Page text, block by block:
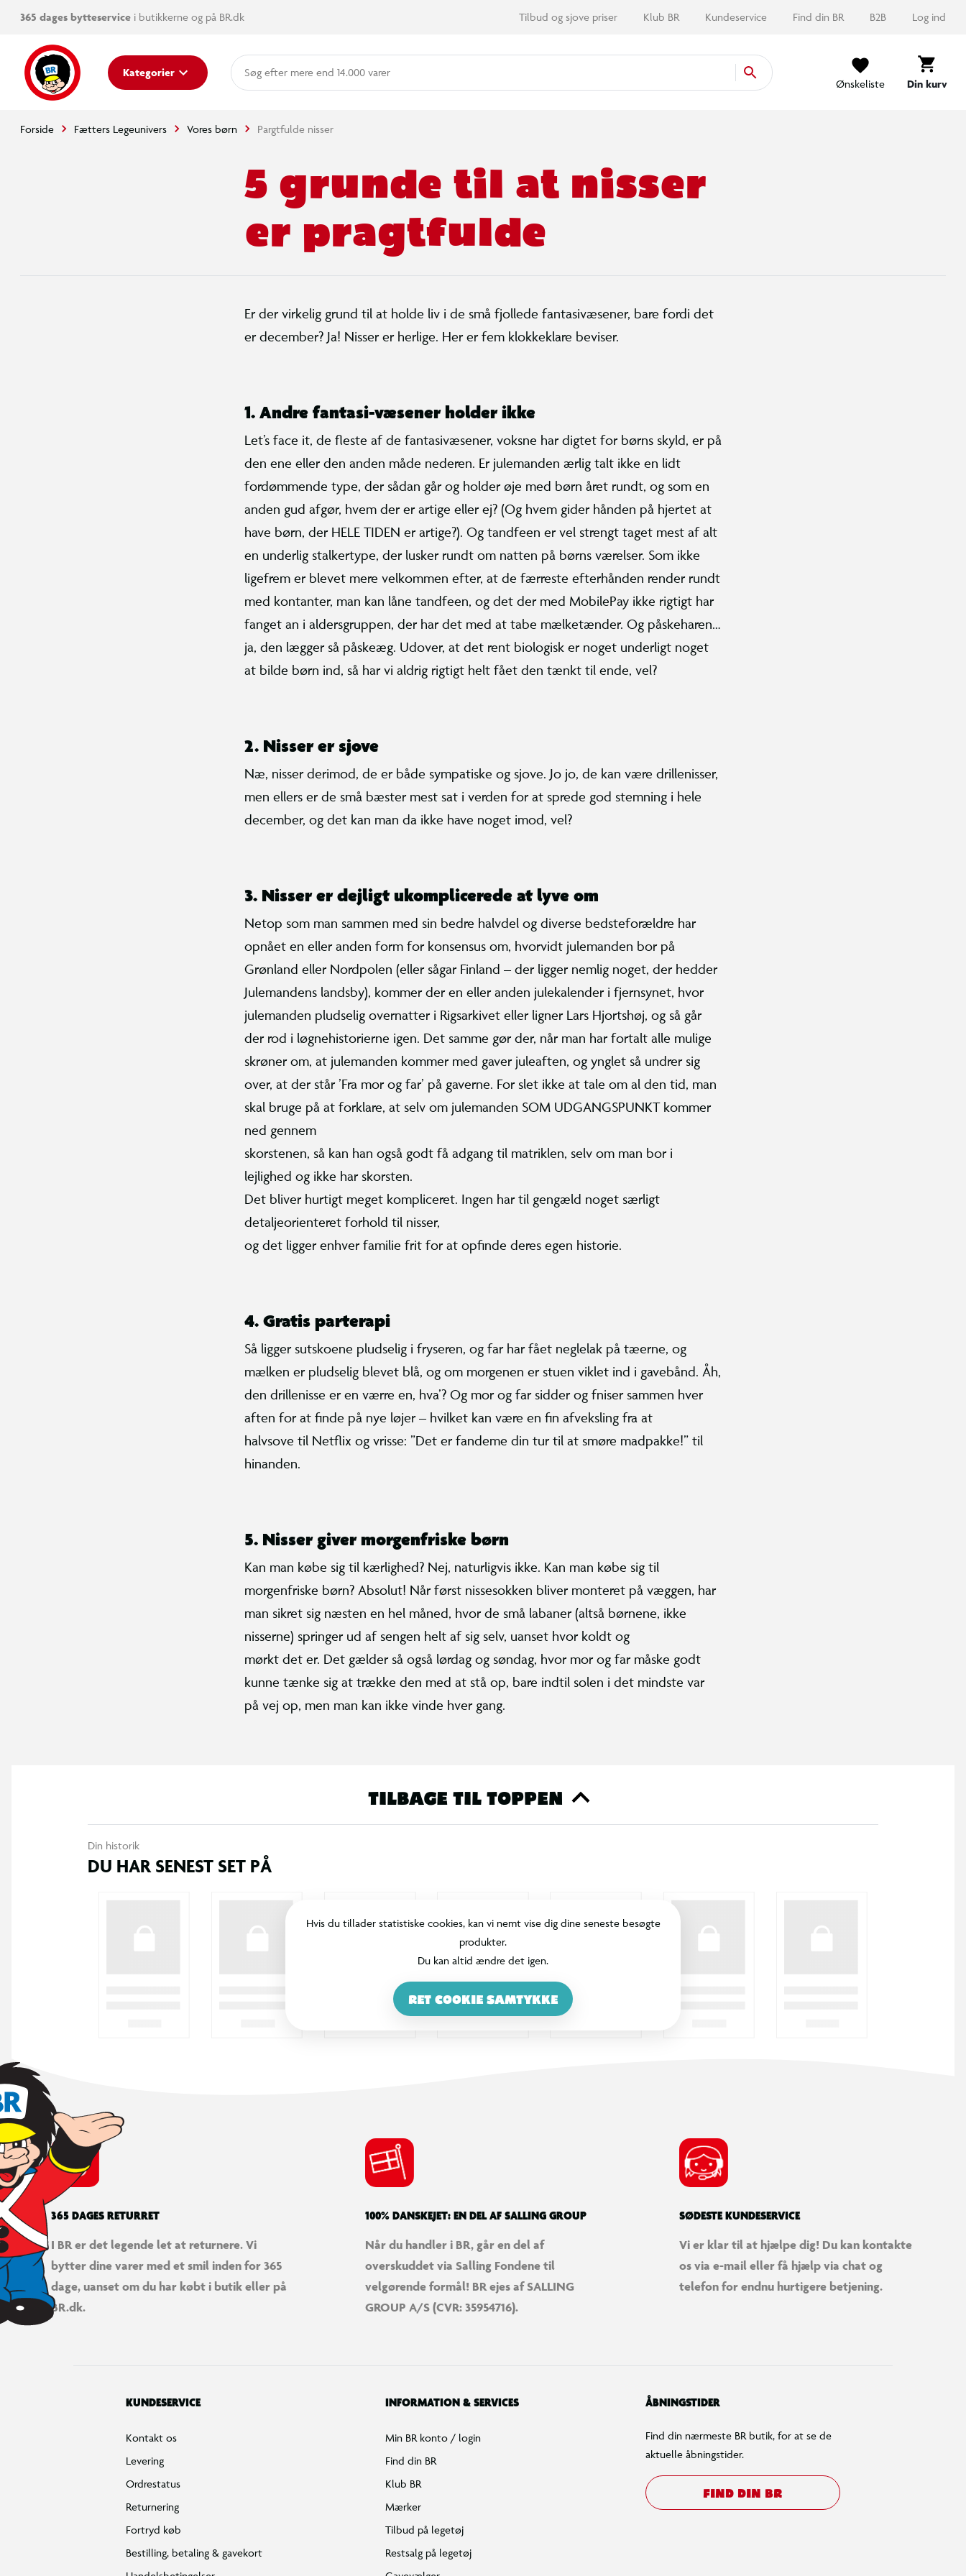
365 dages bytteservice i butikkerne og på BR.dk Tilbud og sjove priser Klub BR Kundeservice Find din BR B2B Log ind
Kategorier
mere end 14.000 varer
Ønskeliste
Din kurv
Forside Fætters Legeunivers Vores børn Pargtfulde nisser
5 grunde til at nisser
er pragtfulde
Er der virkelig grund til at holde liv i de små fjollede fantasivæsener, bare fordi det
er december? Ja! Nisser er herlige. Her er fem klokkeklare beviser.
1.Andre fantasi-væsener holder ikke
Let’s face it, de fleste af de fantasivæsener, voksne har digtet for børns skyld, er på
den ene eller den anden måde nederen. Er julemanden ærlig talt ikke en lidt
fordømmende type, der sådan går og holder øje med børn året rundt, og som en
anden gud afgør, hvem der er artige eller ej? (Og hvem gider hånden på hjertet at
have børn, der HELE TIDEN er artige?). Og tandfeen er vel strengt taget mest af alt
en underlig stalkertype, der lusker rundt om natten på børns værelser. Som ikke
ligefrem er blevet mere velkommen efter, at de færreste efterhånden render rundt
med kontanter, man kan låne tandfeen, og det der med MobilePay ikke rigtigt har
fanget an i aldersgruppen, der har det med at tabe mælketænder. Og påskeharen…
ja, den lægger så påskeæg. Udover, at det rent biologisk er noget underligt noget
at bilde børn ind, så har vi aldrig rigtigt helt fået den tænkt til ende, vel?
2. Nisser er sjove
Næ, nisser derimod, de er både sympatiske og sjove. Jo jo, de kan være drillenisser,
men ellers er de små bæster mest sat i verden for at sprede god stemning i hele
december, og det kan man da ikke have noget imod, vel?
3. Nisser er dejligt ukomplicerede at lyve om
Netop som man sammen med sin bedre halvdel og diverse bedsteforældre har
opnået en eller anden form for konsensus om, hvorvidt julemanden bor på
Grønland eller Nordpolen (eller sågar Finland – der ligger nemlig noget, der hedder
Julemandens landsby), kommer der en eller anden julekalender i fjernsynet, hvor
julemanden pludselig overnatter i Rigsarkivet eller ligner Lars Hjortshøj, og så går
der rod i løgnehistorierne igen. Det samme gør der, når man har fortalt alle mulige
skrøner om, at julemanden kommer med gaver juleaften, og ynglet så undrer sig
over, at der står ’Fra mor og far’ på gaverne. For slet ikke at tale om al den tid, man
skal bruge på at forklare, at selv om julemanden SOM UDGANGSPUNKT kommer
ned gennem
skorstenen, så kan han også godt få adgang til matriklen, selv om man bor i
lejlighed og ikke har skorsten.
Det bliver hurtigt meget kompliceret. Ingen har til gengæld noget særligt
detaljeorienteret forhold til nisser,
og det ligger enhver familie frit for at opfinde deres egen historie.
4.Gratis parterapi
Så ligger sutskoene pludselig i fryseren, og far har fået neglelak på tæerne, og
mælken er pludselig blevet blå, og om morgenen er stuen viklet ind i gavebånd. Åh,
den drillenisse er en værre en, hva’? Og mor og far sidder og fniser sammen hver
aften for at finde på nye løjer – hvilket kan være en fin afveksling fra at
halvsove til Netflix og vrisse: ”Det er fandeme din tur til at smøre madpakke!” til
hinanden.
5. Nisser giver morgenfriske børn
Kan man købe sig til kærlighed? Nej, naturligvis ikke. Kan man købe sig til
morgenfriske børn? Absolut! Når først nissesokken bliver monteret på væggen, har
man sikret sig næsten en hel måned, hvor de små labaner (altså børnene, ikke
nisserne) springer ud af sengen helt af sig selv, uanset hvor koldt og
mørkt det er. Det gælder så også lørdag og søndag, hvor mor og far måske godt
kunne tænke sig at trække den med at stå op, bare indtil solen i det mindste var
på vej op, men man kan ikke vinde hver gang.
TILBAGE TIL TOPPEN
Din historik
DU HAR SENEST SET PÅ
Hvis du tillader statistiske cookies, kan vi nemt vise dig dine seneste besøgte
produkter.
Du kan altid ændre det igen.
RET COOKIE SAMTYKKE
365 DAGES RETURRET
I BR er det legende let at returnere. Vi
bytter dine varer med et smil inden for 365
dage, uanset om du har købt i butik eller på
BR.dk.
100% DANSKEJET: EN DEL AF SALLING GROUP
Når du handler i BR, går en del af
overskuddet via Salling Fondene til
velgørende formål! BR ejes af SALLING
GROUP A/S (CVR: 35954716).
SØDESTE KUNDESERVICE
Vi er klar til at hjælpe dig! Du kan kontakte
os via e-mail eller få hjælp via chat og
telefon for endnu hurtigere betjening.
KUNDESERVICE
Kontakt os
Levering
Ordrestatus
Returnering
Fortryd køb
Bestilling, betaling & gavekort
INFORMATION & SERVICES
Min BR konto / login
Find din BR
Klub BR
Mærker
Tilbud på legetøj
Restsalg på legetøj
ÅBNINGSTIDER
Find din nærmeste BR butik, for at se de
aktuelle åbningstider.
FIND DIN BR